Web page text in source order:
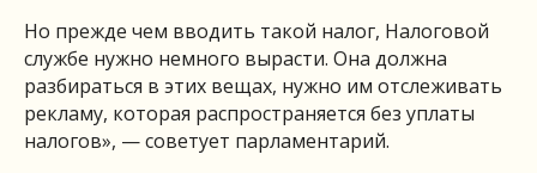
Но прежде чем вводить такой налог, Налоговой
службе нужно немного вырасти. Она должна
разбираться в этих вещах, нужно им отслеживать
рекламу, которая распространяется без уплаты
налогов», — советует парламентарий.